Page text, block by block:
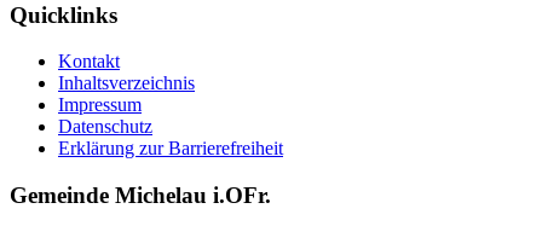
Quicklinks
Kontakt
Inhaltsverzeichnis
Impressum
Datenschutz
Erklärung zur Barrierefreiheit
Gemeinde Michelau i.OFr.